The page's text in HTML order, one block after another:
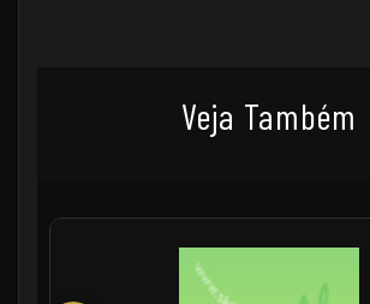
Veja Também